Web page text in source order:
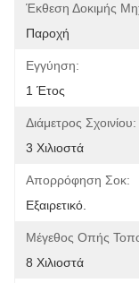
Έκθεση Δοκιμής
Παροχή
Εγγύηση:
1 Έτος
Διάμετρος Σχοινίου:
3 Χιλιοστά
Απορρόφηση Σοκ:
Εξαιρετικό.
Μέγεθος Οπής
8 Χιλιοστά